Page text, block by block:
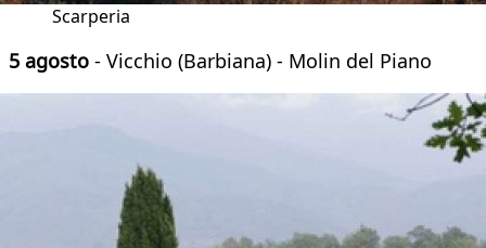
Scarperia
5 agosto - Vicchio (Barbiana) - Molin del Piano